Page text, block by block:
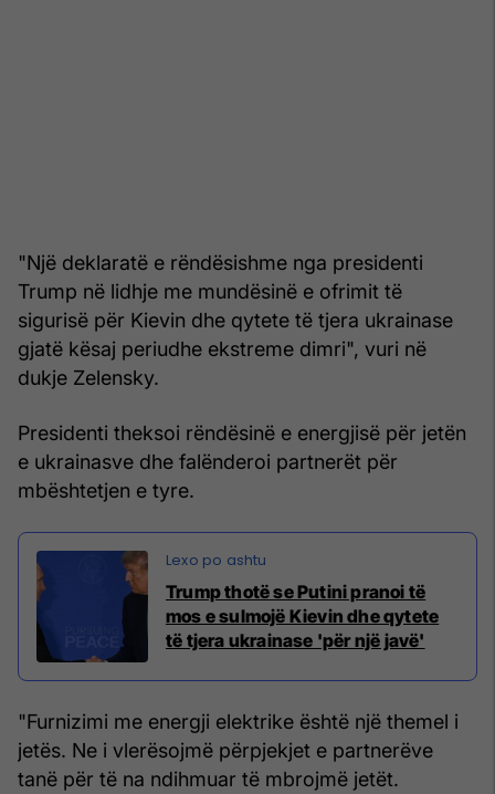
"Një deklaratë e rëndësishme nga presidenti
Trump në lidhje me mundësinë e ofrimit të
sigurisë për Kievin dhe qytete të tjera ukrainase
gjatë kësaj periudhe ekstreme dimri", vuri në
dukje Zelensky.
Presidenti theksoi rëndësinë e energjisë për jetën
e ukrainasve dhe falënderoi partnerët për
mbështetjen e tyre.
Trump thotë se Putini pranoi të
mos e sulmojë Kievin dhe qytete
të tjera ukrainase 'për një javë'
"Furnizimi me energji elektrike është një themel i
jetës. Ne i vlerësojmë përpjekjet e partnerëve
tanë për të na ndihmuar të mbrojmë jetët.